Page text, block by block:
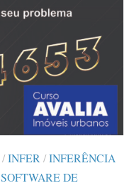
/INFER /INFERÊNCIA
SOFTWARE DE